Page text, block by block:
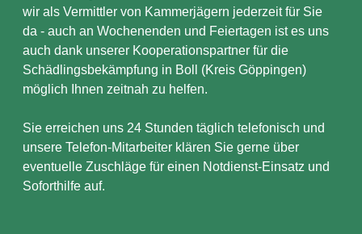
wir als Vermittler von Kammerjägern jederzeit für Sie
da - auch an Wochenenden und Feiertagen ist es uns
auch dank unserer Kooperationspartner für die
Schädlingsbekämpfung in Boll (Kreis Göppingen)
möglich Ihnen zeitnah zu helfen.
Sie erreichen uns 24 Stunden täglich telefonisch und
unsere Telefon-Mitarbeiter klären Sie gerne über
eventuelle Zuschläge für einen Notdienst-Einsatz und
Soforthilfe auf.